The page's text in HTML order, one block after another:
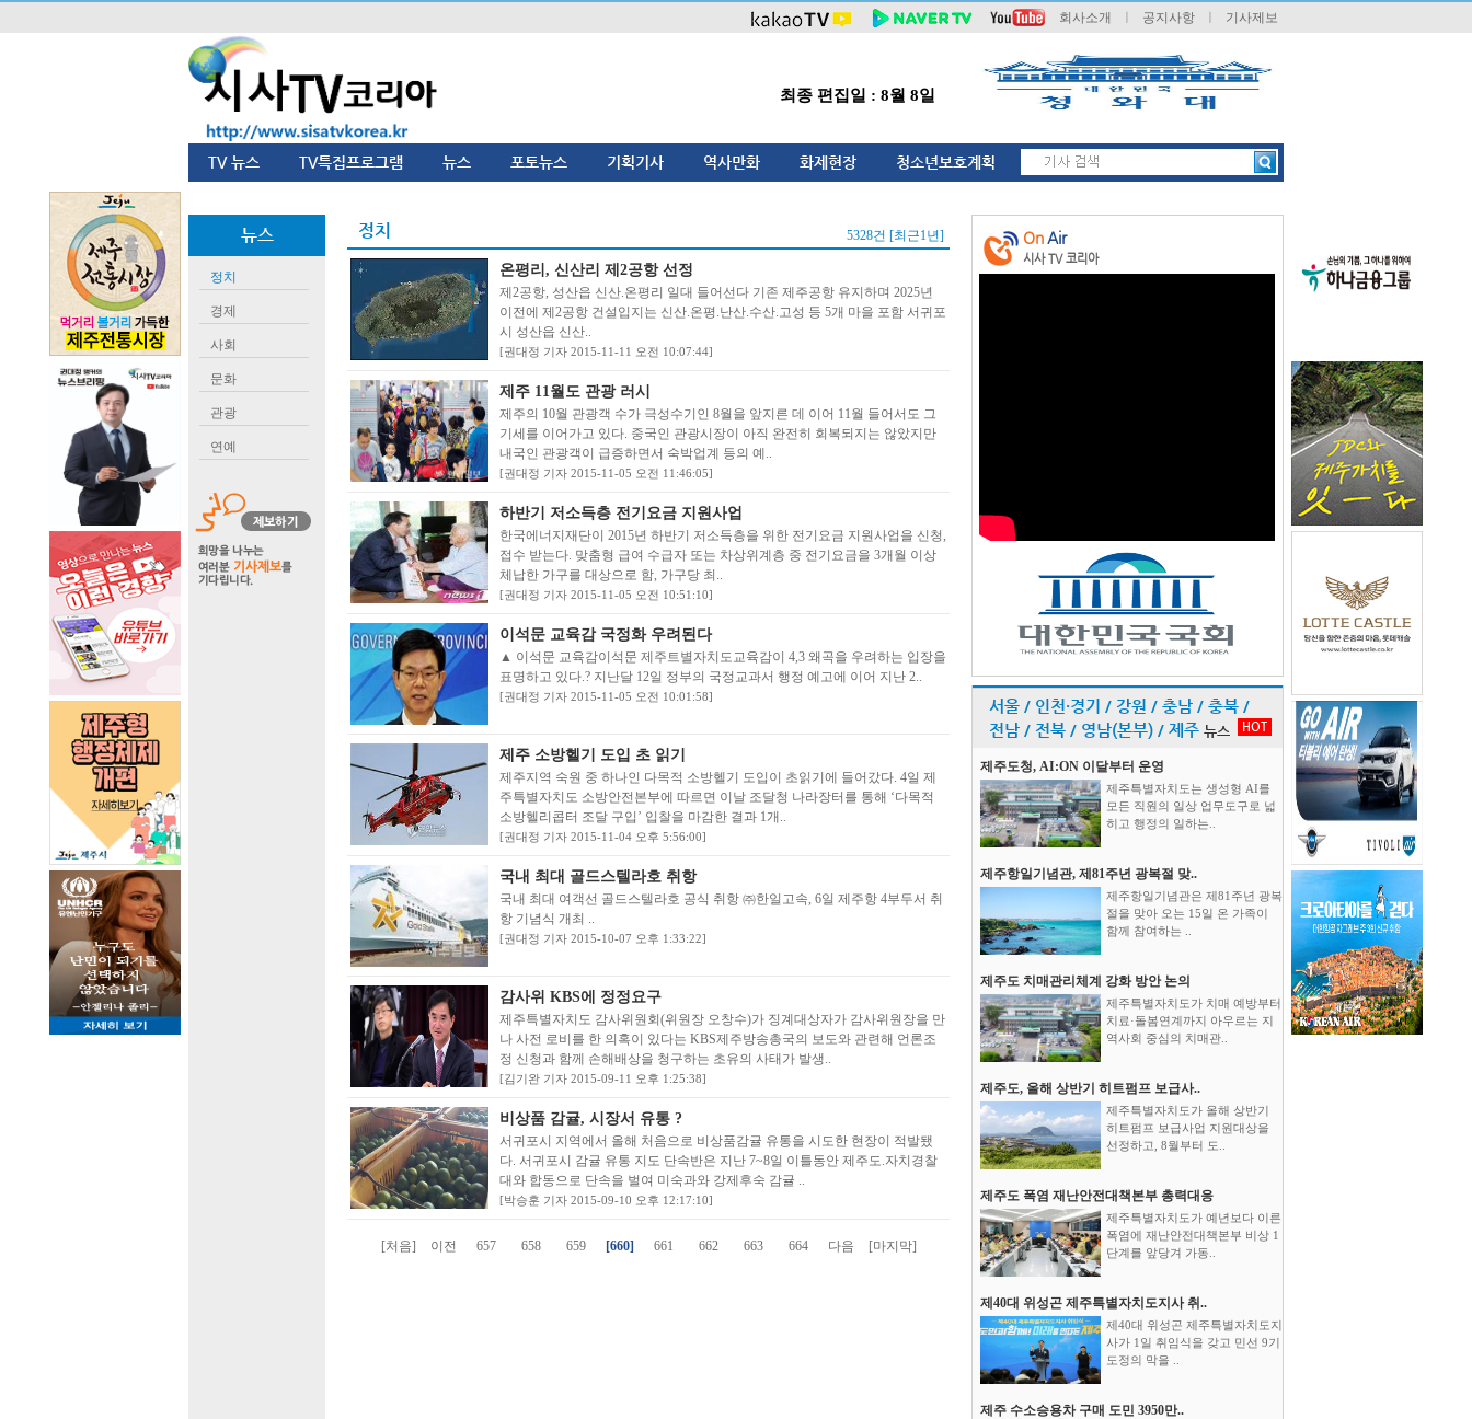
회사소개 공지사항 기사제보
최종 편집일 : 8월 8일
TV 뉴스 TV특집프로그램 뉴스 포토뉴스 기획기사 역사만화 화제현장 청소년보호계획
뉴스
정치
경제
사회
문화
관광
연예
정치 5328건 [최근1년]
온평리, 신산리 제2공항 선정
제2공항, 성산읍 신산.온평리 일대 들어선다 기존 제주공항 유지하며 2025년
이전에 제2공항 건설입지는 신산.온평.난산.수산.고성 등 5개 마을 포함 서귀포
시 성산읍 신산..
[권대정 기자 2015-11-11 오전 10:07:44]
제주 11월도 관광 러시
제주의 10월 관광객 수가 극성수기인 8월을 앞지른 데 이어 11월 들어서도 그
기세를 이어가고 있다. 중국인 관광시장이 아직 완전히 회복되지는 않았지만
내국인 관광객이 급증하면서 숙박업계 등의 예..
[권대정 기자 2015-11-05 오전 11:46:05]
하반기 저소득층 전기요금 지원사업
한국에너지재단이 2015년 하반기 저소득층을 위한 전기요금 지원사업을 신청,
접수 받는다. 맞춤형 급여 수급자 또는 차상위계층 중 전기요금을 3개월 이상
체납한 가구를 대상으로 함, 가구당 최..
[권대정 기자 2015-11-05 오전 10:51:10]
이석문 교육감 국정화 우려된다
▲ 이석문 교육감이석문 제주트별자치도교육감이 4,3 왜곡을 우려하는 입장을
표명하고 있다.? 지난달 12일 정부의 국정교과서 행정 예고에 이어 지난 2..
[권대정 기자 2015-11-05 오전 10:01:58]
제주 소방헬기 도입 초 읽기
제주지역 숙원 중 하나인 다목적 소방헬기 도입이 초읽기에 들어갔다. 4일 제
주특별자치도 소방안전본부에 따르면 이날 조달청 나라장터를 통해 ‘다목적
소방헬리콥터 조달 구입’ 입찰을 마감한 결과 1개..
[권대정 기자 2015-11-04 오후 5:56:00]
국내 최대 골드스텔라호 취항
국내 최대 여객선 골드스텔라호 공식 취항 ㈜한일고속, 6일 제주항 4부두서 취
항 기념식 개최 ..
[권대정 기자 2015-10-07 오후 1:33:22]
감사위 KBS에 정정요구
제주특별자치도 감사위원회(위원장 오창수)가 징계대상자가 감사위원장을 만
나 사전 로비를 한 의혹이 있다는 KBS제주방송총국의 보도와 관련해 언론조
정 신청과 함께 손해배상을 청구하는 초유의 사태가 발생..
[김기완 기자 2015-09-11 오후 1:25:38]
비상품 감귤, 시장서 유통 ?
서귀포시 지역에서 올해 처음으로 비상품감귤 유통을 시도한 현장이 적발됐
다. 서귀포시 감귤 유통 지도 단속반은 지난 7~8일 이틀동안 제주도.자치경찰
대와 합동으로 단속을 벌여 미숙과와 강제후숙 감귤 ..
[박승훈 기자 2015-09-10 오후 12:17:10]
[처음] 이전 657 658 659 [660] 661 662 663 664 다음 [마지막]
On Air
시사 TV 코리아
서울 / 인천·경기 / 강원 / 충남 / 충북 /
전남 / 전북 / 영남(본부) / 제주 뉴스 HOT
제주도청, AI:ON 이달부터 운영
제주특별자치도는 생성형 AI를
모든 직원의 일상 업무도구로 넓
히고 행정의 일하는..
제주항일기념관, 제81주년 광복절 맞..
제주항일기념관은 제81주년 광복
절을 맞아 오는 15일 온 가족이
함께 참여하는 ..
제주도 치매관리체계 강화 방안 논의
제주특별자치도가 치매 예방부터
치료·돌봄연계까지 아우르는 지
역사회 중심의 치매관..
제주도, 올해 상반기 히트펌프 보급사..
제주특별자치도가 올해 상반기
히트펌프 보급사업 지원대상을
선정하고, 8월부터 도..
제주도 폭염 재난안전대책본부 총력대응
제주특별자치도가 예년보다 이른
폭염에 재난안전대책본부 비상 1
단계를 앞당겨 가동..
제40대 위성곤 제주특별자치도지사 취..
제40대 위성곤 제주특별자치도지
사가 1일 취임식을 갖고 민선 9기
도정의 막을 ..
제주 수소승용차 구매 도민 3950만..